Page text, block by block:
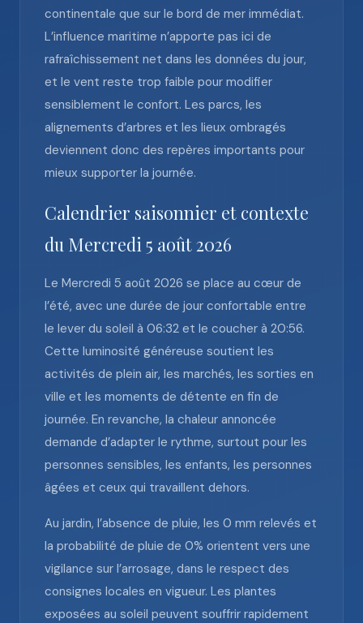
continentale que sur le bord de mer immédiat.
L’influence maritime n’apporte pas ici de
rafraîchissement net dans les données du jour,
et le vent reste trop faible pour modifier
sensiblement le confort. Les parcs, les
alignements d’arbres et les lieux ombragés
deviennent donc des repères importants pour
mieux supporter la journée.
Calendrier saisonnier et contexte
du Mercredi 5 août 2026
Le Mercredi 5 août 2026 se place au cœur de
l’été, avec une durée de jour confortable entre
le lever du soleil à 06:32 et le coucher à 20:56.
Cette luminosité généreuse soutient les
activités de plein air, les marchés, les sorties en
ville et les moments de détente en fin de
journée. En revanche, la chaleur annoncée
demande d’adapter le rythme, surtout pour les
personnes sensibles, les enfants, les personnes
âgées et ceux qui travaillent dehors.
Au jardin, l’absence de pluie, les 0 mm relevés et
la probabilité de pluie de 0% orientent vers une
vigilance sur l’arrosage, dans le respect des
consignes locales en vigueur. Les plantes
exposées au soleil peuvent souffrir rapidement